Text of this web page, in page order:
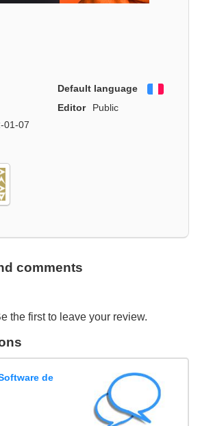
Default language
Editor
Public
01-07
comments
the first to leave your review.
de